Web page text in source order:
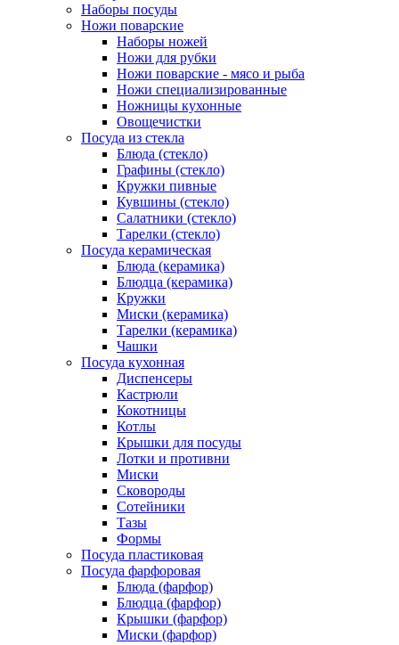
Наборы посуды
Ножи поварские
Наборы ножей
Ножи для рубки
Ножи поварские - мясо и рыба
Ножи специализированные
Ножницы кухонные
Овощечистки
Посуда из стекла
Блюда (стекло)
Графины (стекло)
Кружки пивные
Кувшины (стекло)
Салатники (стекло)
Тарелки (стекло)
Посуда керамическая
Блюда (керамика)
Блюдца (керамика)
Кружки
Миски (керамика)
Тарелки (керамика)
Чашки
Посуда кухонная
Диспенсеры
Кастрюли
Кокотницы
Котлы
Крышки для посуды
Лотки и противни
Миски
Сковороды
Сотейники
Тазы
Формы
Посуда пластиковая
Посуда фарфоровая
Блюда (фарфор)
Блюдца (фарфор)
Крышки (фарфор)
Миски (фарфор)